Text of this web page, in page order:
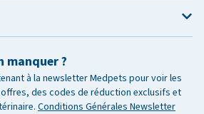
manquer ?
à la newsletter Medpets pour voir les
des codes de réduction exclusifs et
Conditions Générales Newsletter